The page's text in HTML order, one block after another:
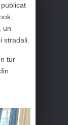
un
stradali.
tur